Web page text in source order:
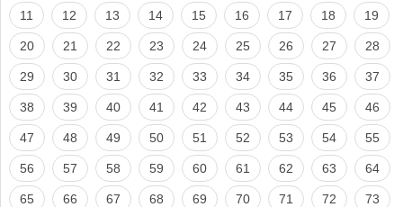
11 12 13 14 15 16 17 18 19
20 21 22 23 24 25 26 27 28
29 30 31 32 33 34 35 36 37
38 39 40 41 42 43 44 45 46
47 48 49 50 51 52 53 54 55
56 57 58 59 60 61 62 63 64
65 66 67 68 69 70 71 72 73